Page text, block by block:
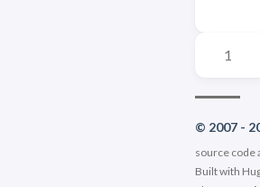
1
© 2007 -
source code
Built with